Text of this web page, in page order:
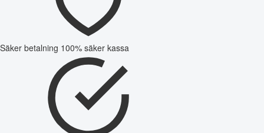
Säker betalning 100% säker kassa